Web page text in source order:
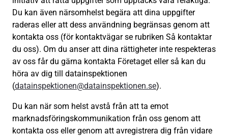
Du kan även närsomhelst begära att dina uppgifter
raderas eller att dess användning begränsas genom att
kontakta oss (för kontaktvägar se rubriken Så kontaktar
du oss). Om du anser att dina rättigheter inte respekteras
av oss får du gärna kontakta Företaget eller så kan du
höra av dig till datainspektionen
(datainspektionen@datainspektionen.se).
Du kan när som helst avstå från att ta emot
marknadsföringskommunikation från oss genom att
kontakta oss eller genom att avregistrera dig från vidare